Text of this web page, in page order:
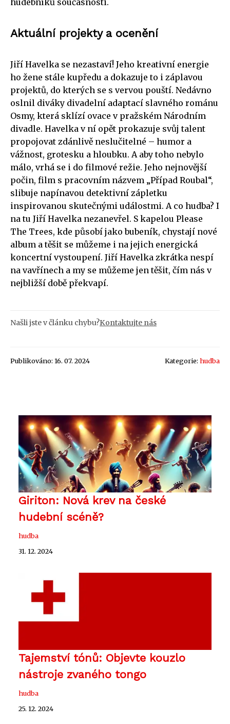
hudebníků současnosti.
Aktuální projekty a ocenění
Jiří Havelka se nezastaví! Jeho kreativní energie
ho žene stále kupředu a dokazuje to i záplavou
projektů, do kterých se s vervou pouští. Nedávno
oslnil diváky divadelní adaptací slavného románu
Osmy, která sklízí ovace v pražském Národním
divadle. Havelka v ní opět prokazuje svůj talent
propojovat zdánlivě neslučitelné – humor a
vážnost, grotesku a hloubku. A aby toho nebylo
málo, vrhá se i do filmové režie. Jeho nejnovější
počin, film s pracovním názvem „Případ Roubal“,
slibuje napínavou detektivní zápletku
inspirovanou skutečnými událostmi. A co hudba? I
na tu Jiří Havelka nezanevřel. S kapelou Please
The Trees, kde působí jako bubeník, chystají nové
album a těšit se můžeme i na jejich energická
koncertní vystoupení. Jiří Havelka zkrátka nespí
na vavřínech a my se můžeme jen těšit, čím nás v
nejbližší době překvapí.
Našli jste v článku chybu?Kontaktujte nás
Publikováno: 16. 07. 2024 Kategorie: hudba
Giriton: Nová krev na české
hudební scéně?
hudba
31. 12. 2024
Tajemství tónů: Objevte kouzlo
nástroje zvaného tongo
hudba
25. 12. 2024